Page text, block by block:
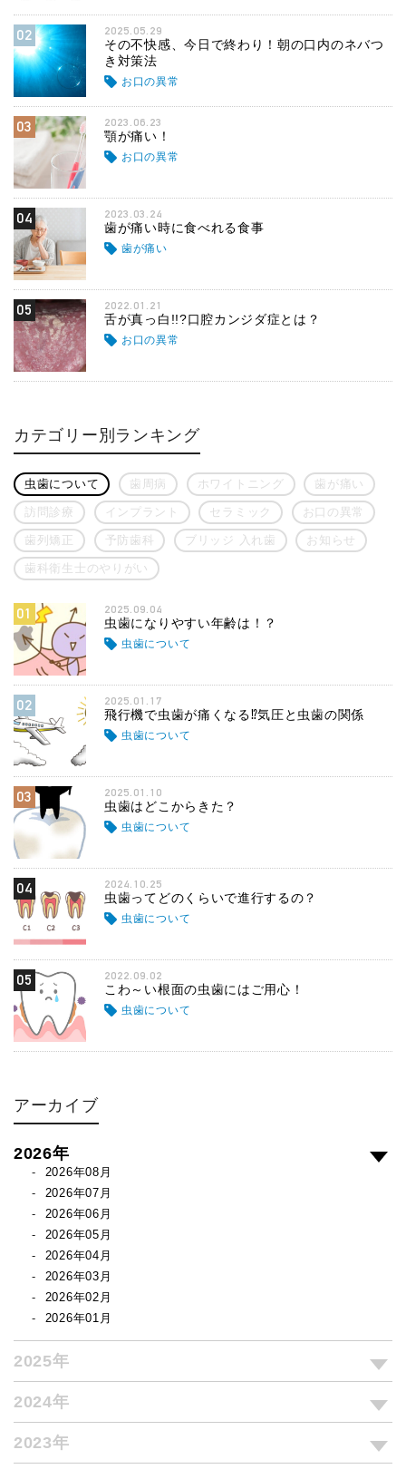
02 2025.05.29
その不快感、今日で終わり！朝の口内のネバつ
き対策法
お口の異常
03 2023.06.23
顎が痛い！
お口の異常
04 2023.03.24
歯が痛い時に食べれる食事
歯が痛い
05 2022.01.21
舌が真っ白!!?口腔カンジダ症とは？
お口の異常
カテゴリー別ランキング
虫歯について 歯周病 ホワイトニング 歯が痛い
訪問診療 インプラント セラミック お口の異常
歯列矯正 予防歯科 ブリッジ 入れ歯 お知らせ
歯科衛生士のやりがい
01 2025.09.04
虫歯になりやすい年齢は！？
虫歯について
02 2025.01.17
飛行機で虫歯が痛くなる⁉気圧と虫歯の関係
虫歯について
03 2025.01.10
虫歯はどこからきた？
虫歯について
04 2024.10.25
虫歯ってどのくらいで進行するの？
虫歯について
05 2022.09.02
こわ～い根面の虫歯にはご用心！
虫歯について
アーカイブ
2026年
2026年08月
2026年07月
2026年06月
2026年05月
2026年04月
2026年03月
2026年02月
2026年01月
2025年
2024年
2023年